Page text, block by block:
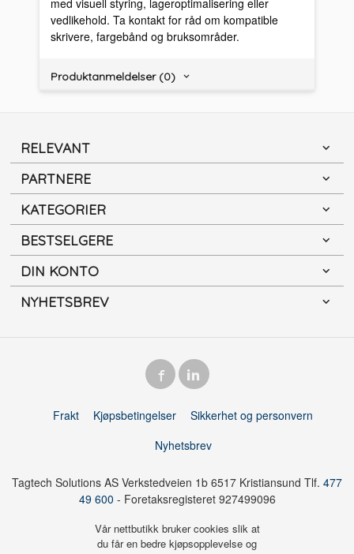
vedlikehold. Ta kontakt for råd om kompatible
skrivere, fargebånd og bruksområder.
Produktanmeldelser (0)
RELEVANT
PARTNERE
KATEGORIER
BESTSELGERE
DIN KONTO
NYHETSBREV
Frakt Kjøpsbetingelser
Sikkerhet og personvern
Nyhetsbrev
Tagtech Solutions AS Verkstedveien 1b 6517 Kristiansund Tlf. 477
49 600 - Foretaksregisteret 927499096
Vår nettbutikk bruker cookies slik at
du får en bedre kjøpsopplevelse og